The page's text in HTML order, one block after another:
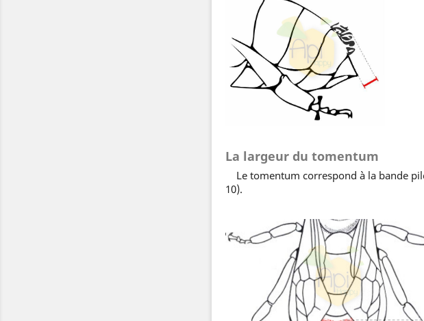
La largeur du tomentum
Le tomentum correspond à la bande
10).